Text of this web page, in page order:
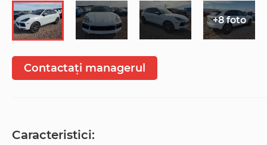
+8 foto
Contactați managerul
Caracteristici: